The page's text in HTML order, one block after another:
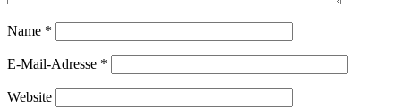
Name *
E-Mail-Adresse *
Website